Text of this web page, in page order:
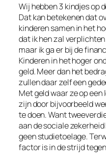
Wij hebben 3 kindjes op
Dat kan betekenen dat
kinderen samen in het
dat ik hen zal
maar ik ga er bij de
Kinderen in het hoger
geld. Meer dan het
zullen daar zelf een
Met geld waar ze op
zijn door bijvoorbeeld
te doen. Want
aan de sociale
geen studietoelage.
factor is in de strijd